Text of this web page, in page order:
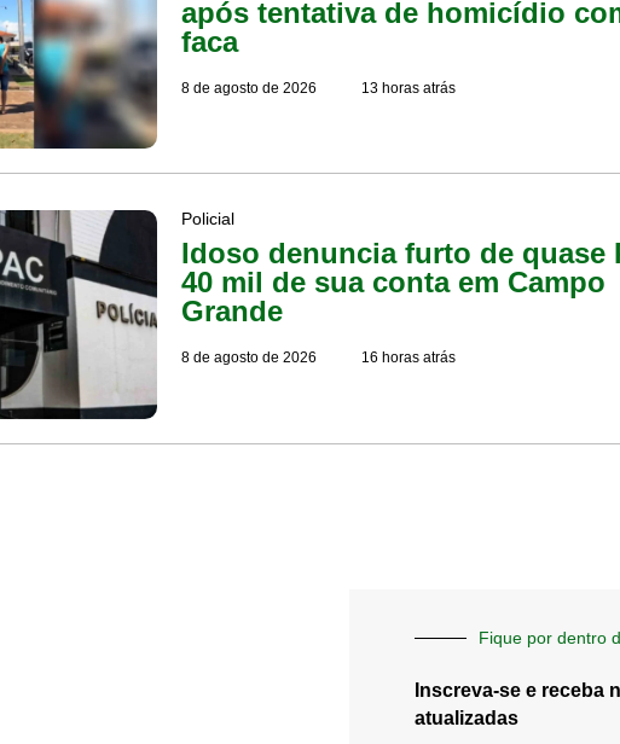
após tentativa de homicídio
faca
8 de agosto de 2026 13 horas atrás
Policial
Idoso denuncia furto de quase
40 mil de sua conta em Campo
Grande
8 de agosto de 2026 16 horas atrás
Fique por dentro
Inscreva-se e receba
atualizadas